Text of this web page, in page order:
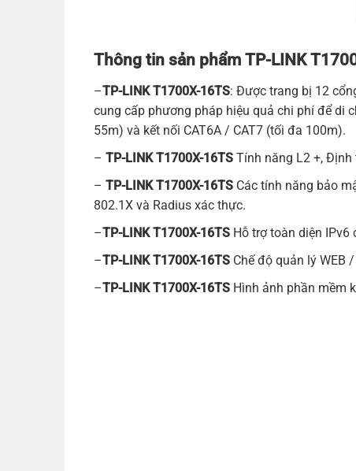
Thông tin sản phẩm TP-LINK
–TP-LINK T1700X-16TS: Được trang bị 12
cung cấp phương pháp hiệu quả chi phí để di
55m) và kết nối CAT6A / CAT7 (tối đa 100m).
– TP-LINK T1700X-16TSTính năng L2 +, Định
– TP-LINK T1700X-16TS Các tính năng bảo
802.1X và Radius xác thực.
–TP-LINK T1700X-16TSHỗ trợ toàn diện IPv6
–TP-LINK T1700X-16TSChế độ quản lý WEB /
–TP-LINK T1700X-16TSHình ảnh phần mềm